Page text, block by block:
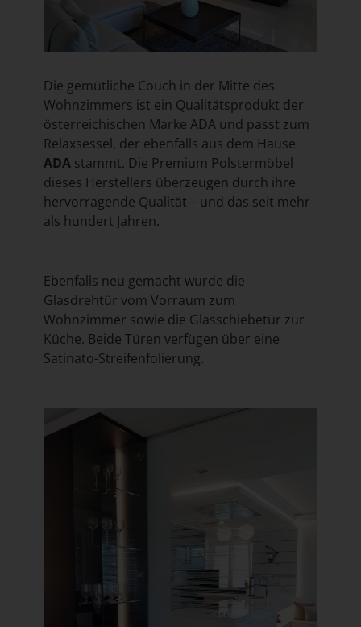
Die gemütliche Couch in der Mitte des
Wohnzimmers ist ein Qualitätsprodukt der
österreichischen Marke ADA und passt zum
Relaxsessel, der ebenfalls aus dem Hause
ADAstammt. Die Premium Polstermöbel
dieses Herstellers überzeugen durch ihre
hervorragende Qualität – und das seit mehr
als hundert Jahren.
Ebenfalls neu gemacht wurde die
Glasdrehtür vom Vorraum zum
Wohnzimmer sowie die Glasschiebetür zur
Küche. Beide Türen verfügen über eine
Satinato-Streifenfolierung.